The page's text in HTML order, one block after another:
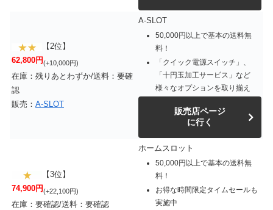
【2位】
62,800円(+10,000円)
在庫：残りあとわずか/送料：要確
認
販売： A-SLOT
A-SLOT
50,000円以上で基本の送料無
料！
「クイック電源スイッチ」、
「十円玉加工サービス」など
様々なオプションを取り揃え
販売店ページ
に行く
【3位】
74,900円(+22,100円)
在庫：要確認/送料：要確認
ホームスロット
50,000円以上で基本の送料無
料！
お得な時間限定タイムセールも
実施中